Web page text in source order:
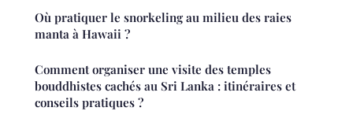
Où pratiquer le snorkeling au milieu des raies
manta à Hawaii ?
Comment organiser une visite des temples
bouddhistes cachés au Sri Lanka : itinéraires et
conseils pratiques ?